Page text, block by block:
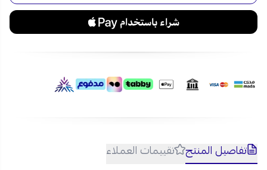
تفاصيل المنتج تقييمات العملاء